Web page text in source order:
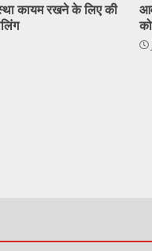
कायम रखने के लिए की